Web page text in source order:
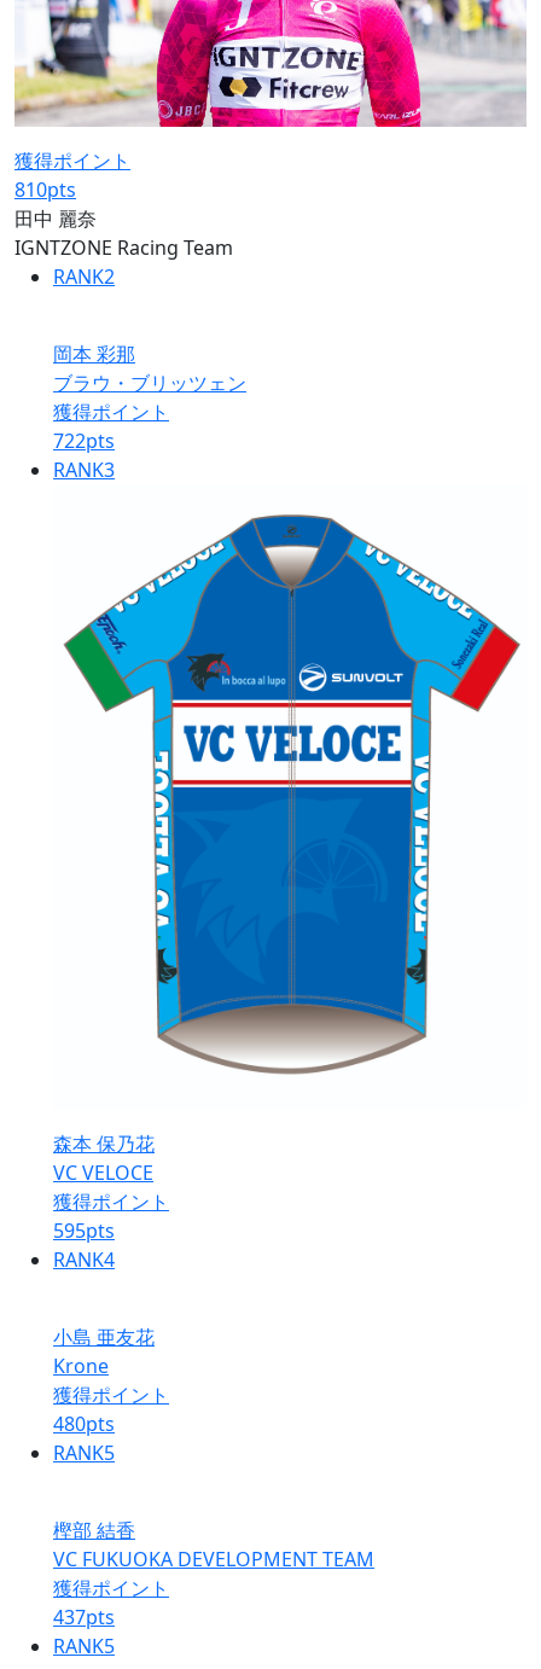
獲得ポイント
810pts
田中 麗奈
IGNTZONE Racing Team
RANK2
岡本 彩那
ブラウ・ブリッツェン
獲得ポイント
722pts
RANK3
森本 保乃花
VC VELOCE
獲得ポイント
595pts
RANK4
小島 亜友花
Krone
獲得ポイント
480pts
RANK5
樫部 結香
VC FUKUOKA DEVELOPMENT TEAM
獲得ポイント
437pts
RANK5